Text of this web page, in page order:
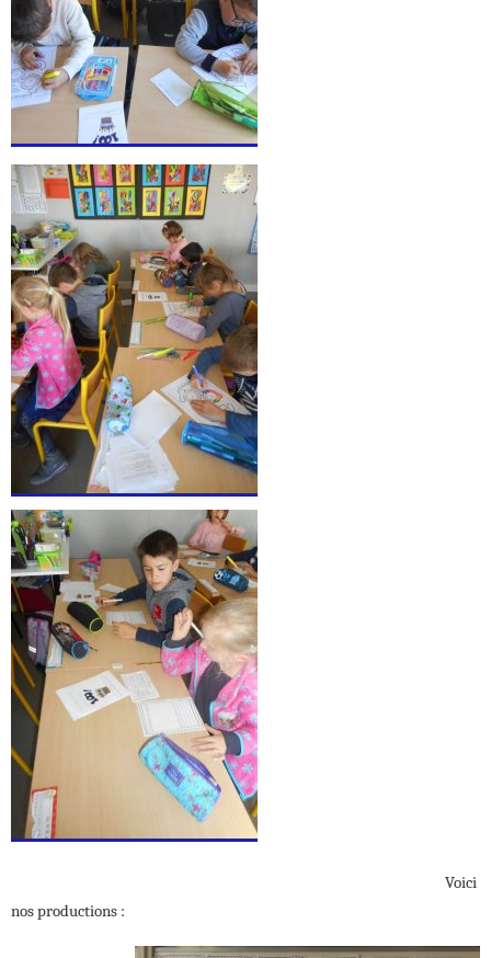
Voici
nos productions :